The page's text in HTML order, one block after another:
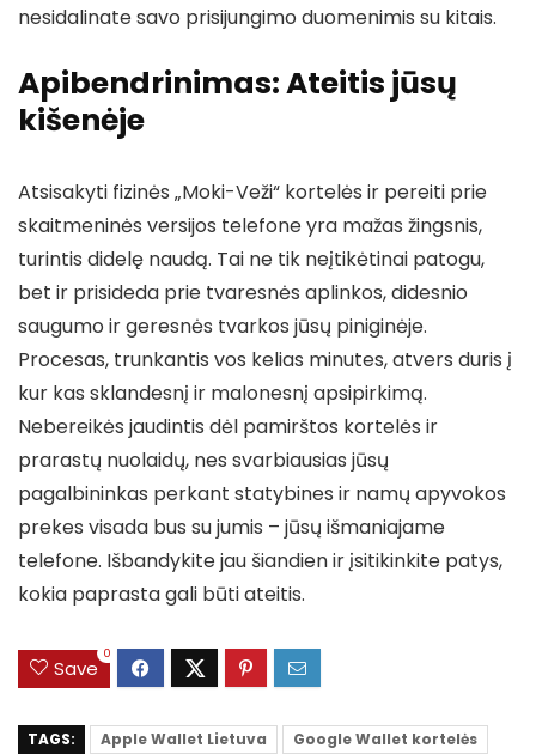
nesidalinate savo prisijungimo duomenimis su kitais.
Apibendrinimas: Ateitis jūsų
kišenėje
Atsisakyti fizinės „Moki-Veži“ kortelės ir pereiti prie
skaitmeninės versijos telefone yra mažas žingsnis,
turintis didelę naudą. Tai ne tik neįtikėtinai patogu,
bet ir prisideda prie tvaresnės aplinkos, didesnio
saugumo ir geresnės tvarkos jūsų piniginėje.
Procesas, trunkantis vos kelias minutes, atvers duris į
kur kas sklandesnį ir malonesnį apsipirkimą.
Nebereikės jaudintis dėl pamirštos kortelės ir
prarastų nuolaidų, nes svarbiausias jūsų
pagalbininkas perkant statybines ir namų apyvokos
prekes visada bus su jumis – jūsų išmaniajame
telefone. Išbandykite jau šiandien ir įsitikinkite patys,
kokia paprasta gali būti ateitis.
Save
0
TAGS: Apple Wallet Lietuva Google Wallet kortelės